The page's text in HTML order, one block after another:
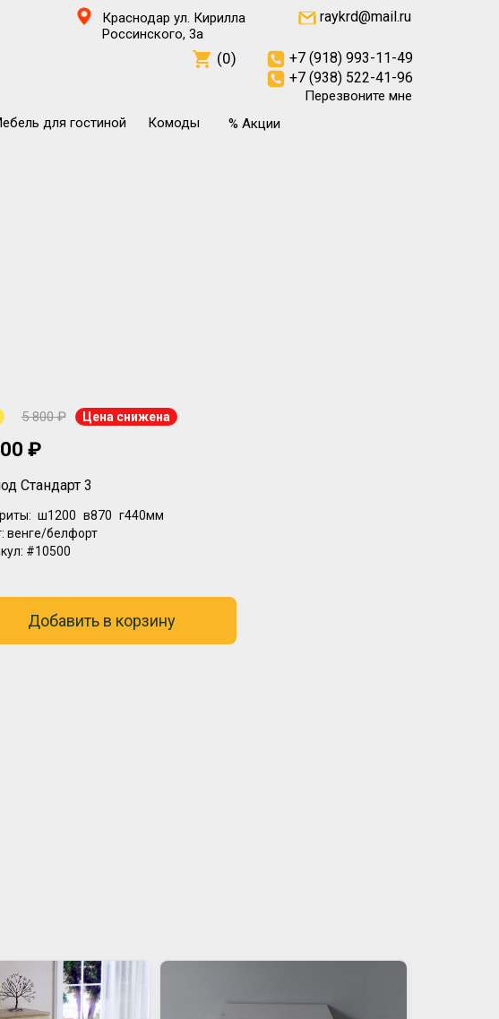
Краснодар ул. Кирилла
Россинского, 3а
raykrd@mail.ru
Перезвоните мне
для гостиной Комоды % Акции
(0)
+7 (918) 993-11-49
+7 (938) 522-41-96
5 800 ₽ Цена снижена
₽
Стандарт 3
ш1200 в870 г440мм
венге/белфорт
#10500
Добавить в корзину